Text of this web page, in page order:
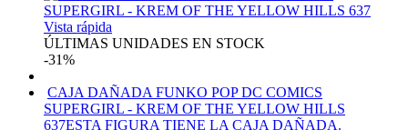
Vista rápida
ÚLTIMAS UNIDADES EN STOCK
-31%
CAJA DAÑADA FUNKO POP DC COMICS
SUPERGIRL - KREM OF THE YELLOW HILLS
637ESTA FIGURA TIENE LA CAJA DAÑADA.